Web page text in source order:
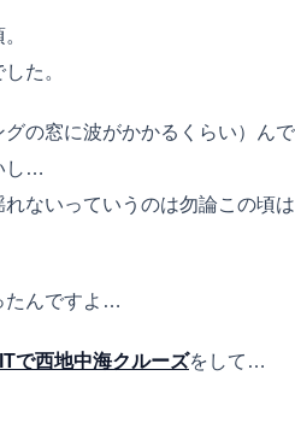
た。
の窓に波がかかるくらい）んで
し…
ないっていうのは勿論この頃は
たんですよ…
で西地中海クルーズをして…